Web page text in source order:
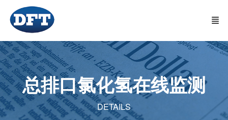
总排口氯化氢在线监测
DETAILS